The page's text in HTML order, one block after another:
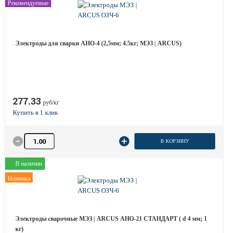
Рекомендуемые
Электроды для сварки АНО-4 (2,5мм; 4.5кг; МЭЗ | ARCUS)
277.33 руб/кг
Количество товара В КОРЗИНУ
В наличии
Новинка
Электроды сварочные МЭЗ | ARCUS АНО-21 СТАНДАРТ ( d 4 мм; 1
кг)